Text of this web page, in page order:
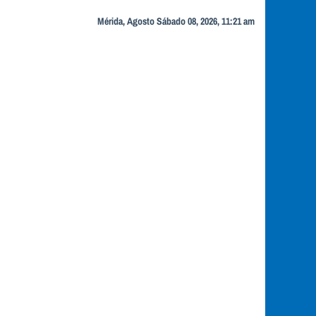
Mérida, Agosto Sábado 08, 2026, 11:21 am